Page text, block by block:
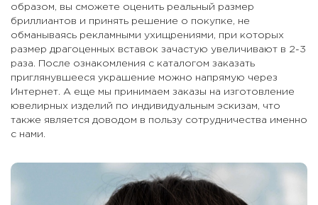
образом, вы сможете оценить реальный размер
бриллиантов и принять решение о покупке, не
обманываясь рекламными ухищрениями, при которых
размер драгоценных вставок зачастую увеличивают в 2-3
раза. После ознакомления с каталогом заказать
приглянувшееся украшение можно напрямую через
Интернет. А еще мы принимаем заказы на изготовление
ювелирных изделий по индивидуальным эскизам, что
также является доводом в пользу сотрудничества именно
с нами.